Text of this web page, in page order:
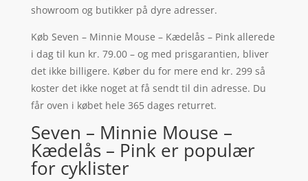
showroom og butikker på dyre adresser.
Køb Seven – Minnie Mouse – Kædelås – Pink allerede
i dag til kun kr. 79.00 – og med prisgarantien, bliver
det ikke billigere. Køber du for mere end kr. 299 så
koster det ikke noget at få sendt til din adresse. Du
får oven i købet hele 365 dages returret.
Seven – Minnie Mouse –
Kædelås – Pink er populær
for cyklister